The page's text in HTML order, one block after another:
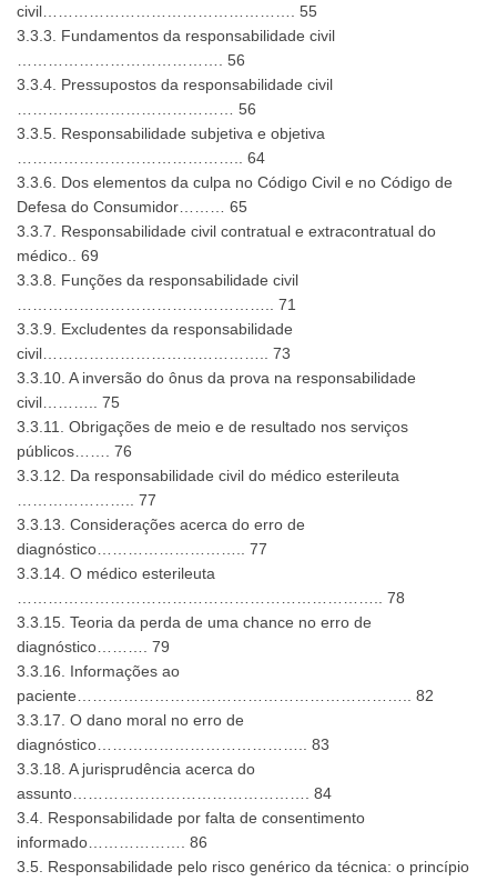
civil…………………………………………. 55
3.3.3. Fundamentos da responsabilidade civil
…………………………………. 56
3.3.4. Pressupostos da responsabilidade civil
…………………………………… 56
3.3.5. Responsabilidade subjetiva e objetiva
…………………………………….. 64
3.3.6. Dos elementos da culpa no Código Civil e no Código de
Defesa do Consumidor……… 65
3.3.7. Responsabilidade civil contratual e extracontratual do
médico.. 69
3.3.8. Funções da responsabilidade civil
………………………………………….. 71
3.3.9. Excludentes da responsabilidade
civil…………………………………….. 73
3.3.10. A inversão do ônus da prova na responsabilidade
civil……….. 75
3.3.11. Obrigações de meio e de resultado nos serviços
públicos……. 76
3.3.12. Da responsabilidade civil do médico esterileuta
………………….. 77
3.3.13. Considerações acerca do erro de
diagnóstico……………………….. 77
3.3.14. O médico esterileuta
…………………………………………………………….. 78
3.3.15. Teoria da perda de uma chance no erro de
diagnóstico………. 79
3.3.16. Informações ao
paciente……………………………………………………….. 82
3.3.17. O dano moral no erro de
diagnóstico………………………………….. 83
3.3.18. A jurisprudência acerca do
assunto………………………………………. 84
3.4. Responsabilidade por falta de consentimento
informado………………. 86
3.5. Responsabilidade pelo risco genérico da técnica: o princípio